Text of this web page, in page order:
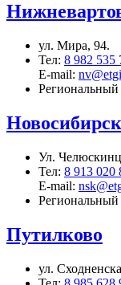
ул. Мира, 94.
Тел: 8 982 535
E-mail:
Региональный
Новосибирск
Ул.
Тел: 8 913 020
E-mail:
Региональный
Путилково
ул.